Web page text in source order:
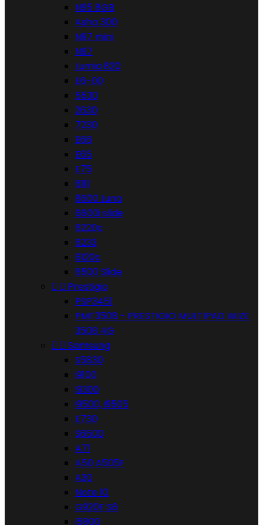
N95 8GB
Asha 300
N97 mini
N97
Lumia 820
E6-00
5530
2630
7230
E66
E65
E75
6111
8600 Luna
6600i slide
6220c
6233
6120c
6500 Slide
  Prestigio
PSP3451
PMT3508 - PRESTIGIO MULTIPAD WIZE
3508 4G
  Samsung
S5830
i9100
i9300
i9500, i9505
E730
S6500
A71
A50 A505F
A30
Note 10
G920F S6
i5800